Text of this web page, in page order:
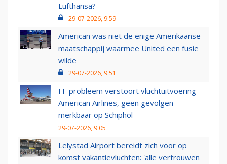
Lufthansa?
29-07-2026, 9:59
American was niet de enige Amerikaanse
maatschappij waarmee United een fusie
wilde
29-07-2026, 9:51
IT-probleem verstoort vluchtuitvoering
American Airlines, geen gevolgen
merkbaar op Schiphol
29-07-2026, 9:05
Lelystad Airport bereidt zich voor op
komst vakantievluchten: 'alle vertrouwen